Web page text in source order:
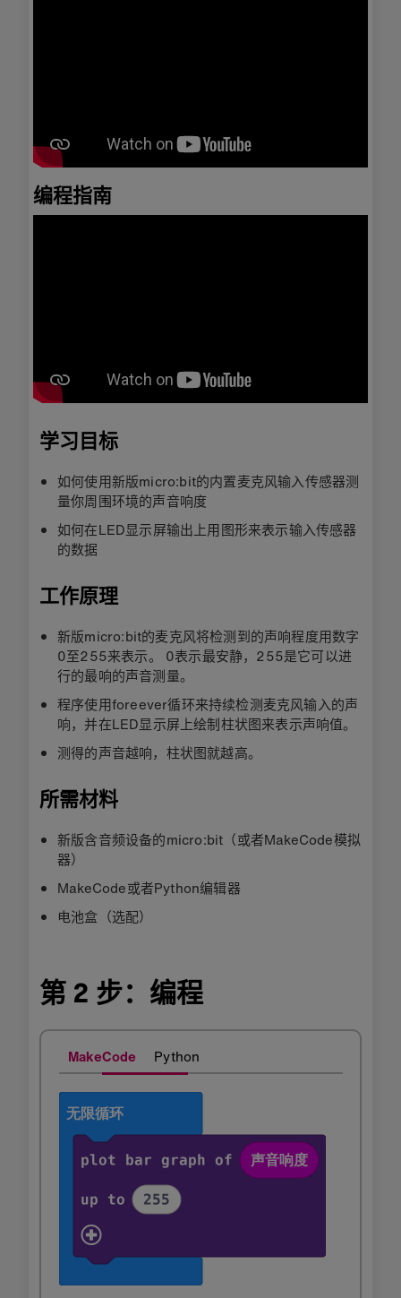
编程指南
学习目标
如何使用新版micro:bit的内置麦克风输入传感器测
量你周围环境的声音响度
如何在LED显示屏输出上用图形来表示输入传感器
的数据
工作原理
新版micro:bit的麦克风将检测到的声响程度用数字
0至255来表示。 0表示最安静，255是它可以进
行的最响的声音测量。
程序使用foreever循环来持续检测麦克风输入的声
响，并在LED显示屏上绘制柱状图来表示声响值。
测得的声音越响，柱状图就越高。
所需材料
新版含音频设备的micro:bit（或者MakeCode模拟
器）
MakeCode或者Python编辑器
电池盒（选配）
第 2 步：编程
MakeCode Python